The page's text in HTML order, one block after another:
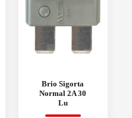
Brio Sigorta
Normal 2A 30
Lu